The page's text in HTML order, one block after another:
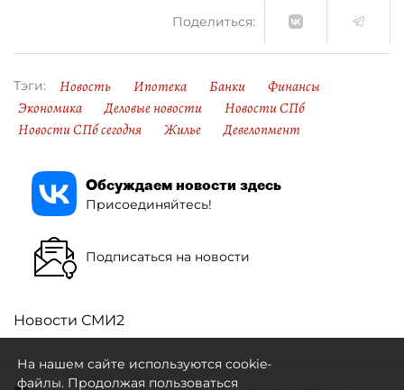
Поделиться:
Тэги: Новость Ипотека Банки
Финансы
Экономика
Деловые новости
Новости СПб
Новости СПб сегодня
Жилье Девелопмент
Обсуждаем новости здесь
Присоединяйтесь!
Подписаться на новости
Новости СМИ2
На нашем сайте используются cookie-
файлы. Продолжая пользоваться